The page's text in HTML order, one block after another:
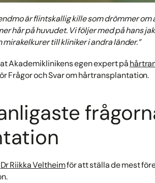
är flintskallig kille som drömmer
hår på huvudet. Vi följer med på hans
till kliniker i andra länder.”
Akademiklinikens egen expert på
Frågor och Svar om hårtransplantation.
Dr Riikka Veltheimför att ställa de mest